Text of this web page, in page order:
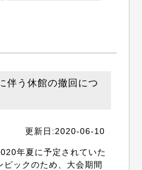
伴う休館の撤回につ
更新日:2020-06-10
年夏に予定されていた
ックのため、大会期間